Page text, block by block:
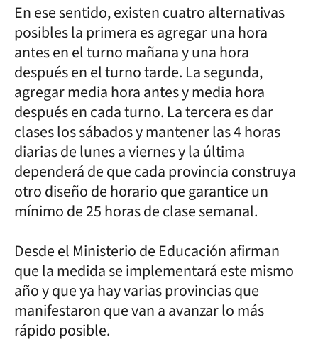
En ese sentido, existen cuatro alternativas
posibles la primera es agregar una hora
antes en el turno mañana y una hora
después en el turno tarde. La segunda,
agregar media hora antes y media hora
después en cada turno. La tercera es dar
clases los sábados y mantener las 4 horas
diarias de lunes a viernes y la última
dependerá de que cada provincia construya
otro diseño de horario que garantice un
mínimo de 25 horas de clase semanal.
Desde el Ministerio de Educación afirman
que la medida se implementará este mismo
año y que ya hay varias provincias que
manifestaron que van a avanzar lo más
rápido posible.